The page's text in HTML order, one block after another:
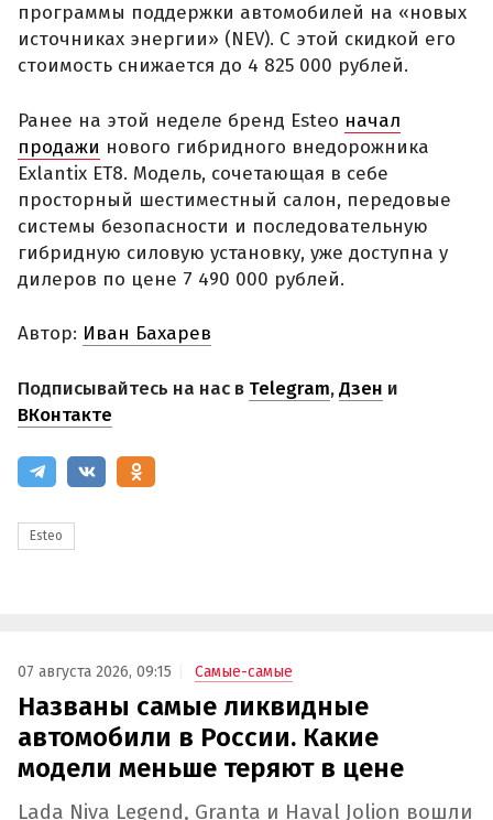
программы поддержки автомобилей на «новых
источниках энергии» (NEV). С этой скидкой его
стоимость снижается до 4 825 000 рублей.
Ранее на этой неделе бренд Esteo начал
продажи нового гибридного внедорожника
Exlantix ET8. Модель, сочетающая в себе
просторный шестиместный салон, передовые
системы безопасности и последовательную
гибридную силовую установку, уже доступна у
дилеров по цене 7 490 000 рублей.
Автор: Иван Бахарев
Подписывайтесь на нас в Telegram,Дзен и
ВКонтакте
Esteo
07 августа 2026, 09:15 Самые-самые
Названы самые ликвидные
автомобили в России. Какие
модели меньше теряют в цене
Lada Niva Legend, Granta и Haval Jolion вошли